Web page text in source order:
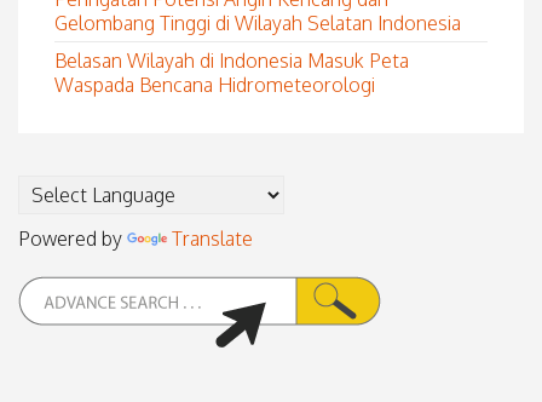
Gelombang Tinggi di Wilayah Selatan Indonesia
Belasan Wilayah di Indonesia Masuk Peta
Waspada Bencana Hidrometeorologi
Powered by Translate